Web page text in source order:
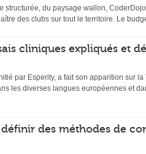
structurée, du paysage wallon,
des clubs sur tout le territoire. Le
cliniques expliqués et
par Esperity, a fait son apparition sur
les diverses langues européennes et
des méthodes de